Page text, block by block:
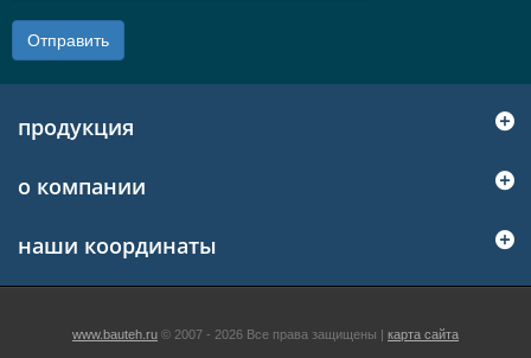
Отправить
продукция
о компании
наши координаты
www.bauteh.ru © 2007 - 2026 Все права защищены | карта сайта